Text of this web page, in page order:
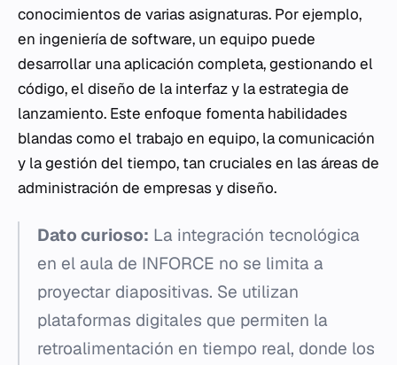
conocimientos de varias asignaturas. Por ejemplo,
en ingeniería de software, un equipo puede
desarrollar una aplicación completa, gestionando el
código, el diseño de la interfaz y la estrategia de
lanzamiento. Este enfoque fomenta habilidades
blandas como el trabajo en equipo, la comunicación
y la gestión del tiempo, tan cruciales en las áreas de
administración de empresas y diseño.
Dato curioso: La integración tecnológica
en el aula de INFORCE no se limita a
proyectar diapositivas. Se utilizan
plataformas digitales que permiten la
retroalimentación en tiempo real, donde los